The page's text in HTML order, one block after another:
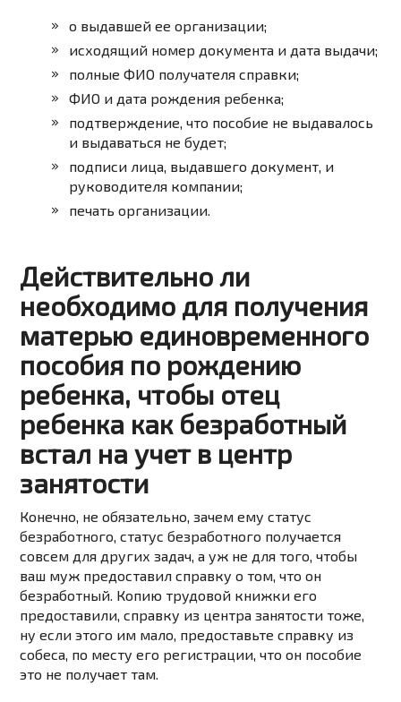
о выдавшей ее организации;
исходящий номер документа и дата выдачи;
полные ФИО получателя справки;
ФИО и дата рождения ребенка;
подтверждение, что пособие не выдавалось
и выдаваться не будет;
подписи лица, выдавшего документ, и
руководителя компании;
печать организации.
Действительно ли
необходимо для получения
матерью единовременного
пособия по рождению
ребенка, чтобы отец
ребенка как безработный
встал на учет в центр
занятости
Конечно, не обязательно, зачем ему статус
безработного, статус безработного получается
совсем для других задач, а уж не для того, чтобы
ваш муж предоставил справку о том, что он
безработный. Копию трудовой книжки его
предоставили, справку из центра занятости тоже,
ну если этого им мало, предоставьте справку из
собеса, по месту его регистрации, что он пособие
это не получает там.